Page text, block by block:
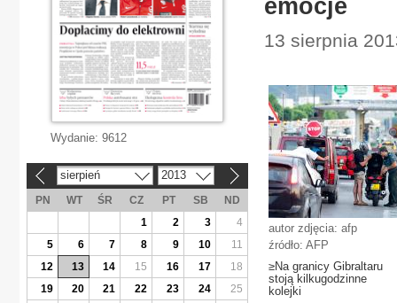
emocje
13 sierpnia
autor zdjęcia: afp
źródło: AFP
≥Na granicy Gibraltaru
stoją kilkugodzinne
kolejki
Wydanie: 9612
sierpień 2013
PN WT ŚR CZ PT SB
ND
1
2 3
4
5
6 7 8 9 10
11
12
13 14 15 16 17
18
19
20 21 22 23 24
25